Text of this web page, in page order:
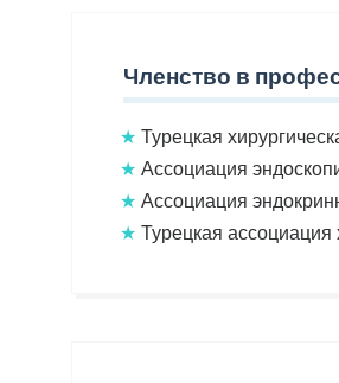
Членство в
★ Турецкая
★ Ассоциация
★ Ассоциация
★ Турецкая ассоциация